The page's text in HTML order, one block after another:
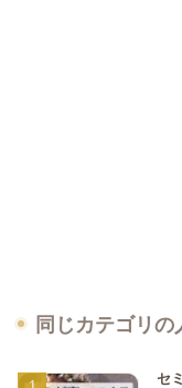
同じカテゴリの
セ